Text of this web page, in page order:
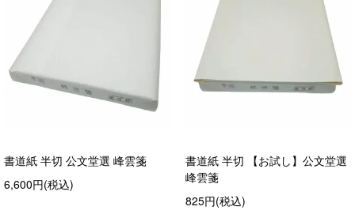
書道紙 半切 公文堂選 峰雲箋
6,600円(税込)
書道紙 半切 【お試し】公文堂選
峰雲箋
825円(税込)